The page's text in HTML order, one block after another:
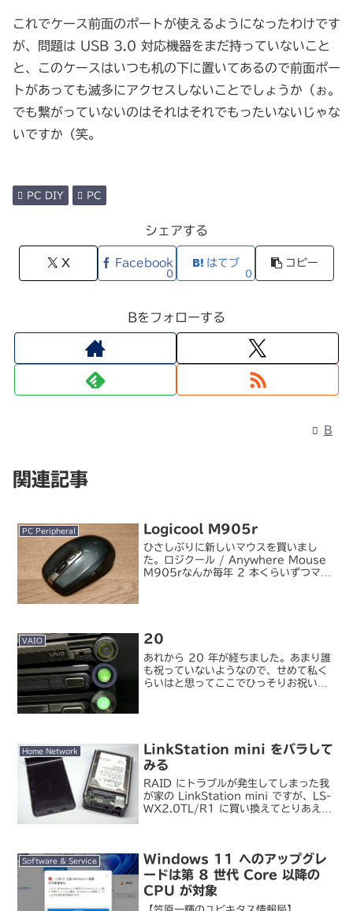
これでケース前面のポートが使えるようになったわけです
が、問題は USB 3.0 対応機器をまだ持っていないこと
と、このケースはいつも机の下に置いてあるので前面ポー
トがあっても滅多にアクセスしないことでしょうか（ぉ。
でも繋がっていないのはそれはそれでもったいないじゃな
いですか（笑。
PC DIY PC
シェアする
X Facebook
0
はてブ
0
コピー
Bをフォローする
B
関連記事
PC Peripheral Logicool M905r
ひさしぶりに新しいマウスを買いまし
た。ロジクール / Anywhere Mouse
M905rなんか毎年 2 本くらいずつマウ
VAIO 20
あれから 20 年が経ちました。あまり誰
も祝っていないようなので、せめて私く
らいはと思ってここでひっそりお祝いし
Home Network
LinkStation mini をバラして
みる
RAID にトラブルが発生してしまった我
が家の LinkStation mini ですが、LS-
WX2.0TL/R1 に買い換えてとりあえず
Software & Service
Windows 11 へのアップグレ
ードは第 8 世代 Core 以降の
CPU が対象